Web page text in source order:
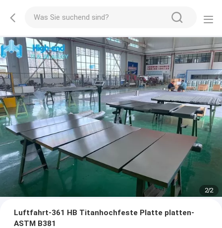
2/2
Luftfahrt-361 HB Titanhochfeste Platte platten-
ASTM B381